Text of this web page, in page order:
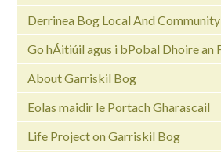
Derrinea Bog Local And Community
Go hÁitiúil agus i bPobal Dhoire an
About Garriskil Bog
Eolas maidir le Portach Gharascail
Life Project on Garriskil Bog